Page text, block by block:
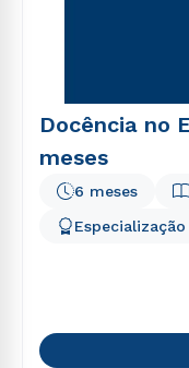
Docência no
meses
6 meses
Especialização